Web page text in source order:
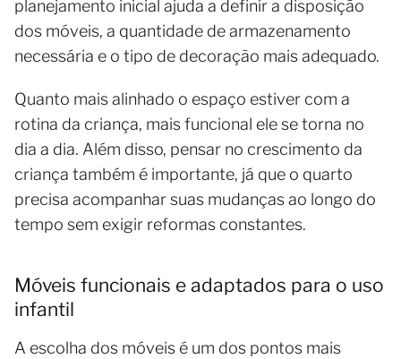
planejamento inicial ajuda a definir a disposição
dos móveis, a quantidade de armazenamento
necessária e o tipo de decoração mais adequado.
Quanto mais alinhado o espaço estiver com a
rotina da criança, mais funcional ele se torna no
dia a dia. Além disso, pensar no crescimento da
criança também é importante, já que o quarto
precisa acompanhar suas mudanças ao longo do
tempo sem exigir reformas constantes.
Móveis funcionais e adaptados para o uso
infantil
A escolha dos móveis é um dos pontos mais